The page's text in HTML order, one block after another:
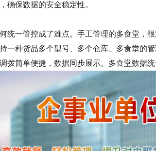
确保数据的安全稳定性。
统一管控成了难点。手工管理的多食堂，
一种货品多个型号、多个仓库、多食堂的
简单便捷，数据同步展示。多食堂数据统